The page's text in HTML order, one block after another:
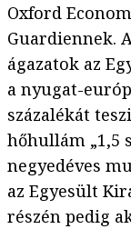
Oxford
Guardiennek.
ágazatok az
a nyugat-
százalékát
hőhullám „1,5
negyedéves
az Egyesült
részén pedig